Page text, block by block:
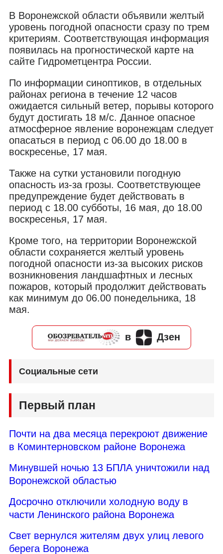
В Воронежской области объявили желтый
уровень погодной опасности сразу по трем
критериям. Соответствующая информация
появилась на прогностической карте на
сайте Гидрометцентра России.
По информации синоптиков, в отдельных
районах региона в течение 12 часов
ожидается сильный ветер, порывы которого
будут достигать 18 м/с. Данное опасное
атмосферное явление воронежцам следует
опасаться в период с 06.00 до 18.00 в
воскресенье, 17 мая.
Также на сутки установили погодную
опасность из-за грозы. Соответствующее
предупреждение будет действовать в
период с 18.00 субботы, 16 мая, до 18.00
воскресенья, 17 мая.
Кроме того, на территории Воронежской
области сохраняется желтый уровень
погодной опасности из-за высоких рисков
возникновения ландшафтных и лесных
пожаров, который продолжит действовать
как минимум до 06.00 понедельника, 18
мая.
в Дзен
Социальные сети
Первый план
Почти на два месяца перекроют движение
в Коминтерновском районе Воронежа
Минувшей ночью 13 БПЛА уничтожили над
Воронежской областью
Досрочно отключили холодную воду в
части Ленинского района Воронежа
Свет вернулся жителям двух улиц левого
берега Воронежа